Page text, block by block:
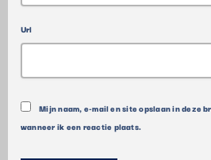
Url
Mijn naam, e-mail en site opslaan in deze
wanneer ik een reactie plaats.